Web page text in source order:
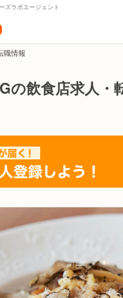
ズラボエージェント
職情報
の飲食店求人・